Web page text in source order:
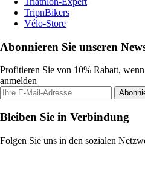
TripnBikers
Vélo-Store
Abonnieren Sie unseren
Profitieren Sie von 10% Rabatt,
anmelden
Bleiben Sie in Verbindung
Folgen Sie uns in den sozialen